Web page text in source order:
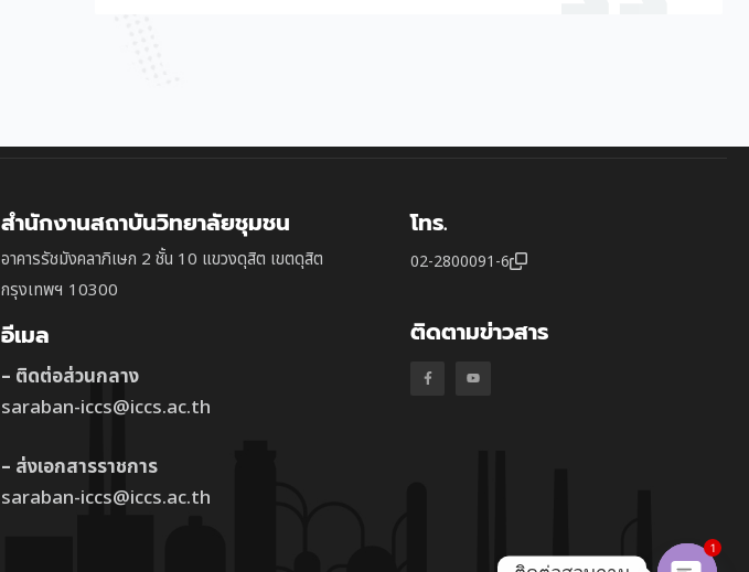
สำนักงานสถาบันวิทยาลัยชุมชน
อาคารรัชมังคลาภิเษก 2 ชั้น 10 แขวงดุสิต เขตดุสิต
กรุงเทพฯ 10300
อีเมล
– ติดต่อส่วนกลาง
saraban-iccs@iccs.ac.th
– ส่งเอกสารราชการ
saraban-iccs@iccs.ac.th
โทร.
02-2800091-6
ติดตามข่าวสาร